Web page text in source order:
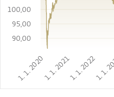
1. 1. 20201. 1. 20211. 1. 20221. 1.
90,00
95,00
100,00